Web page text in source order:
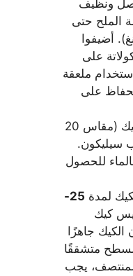
ونظيف
الملح حتى
أضيفوا
على
ملعقة
على
اسكبوا الخليط في قالب كيك (مقاس 20
سيليكون.
للحصول
لمدة
25-
كيك
الكيك جاهزًا
متشققًا
يجب